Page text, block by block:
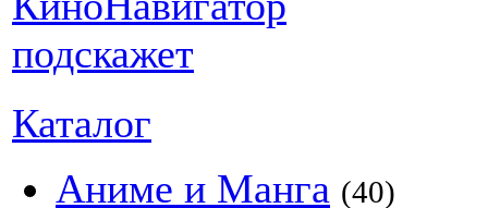
Каталог
Аниме и Манга (40)